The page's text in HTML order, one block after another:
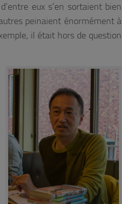
eux s’en sortaient bien
peinaient énormément à
il était hors de question